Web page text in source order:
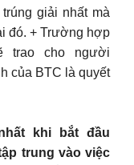
giải nhất mà
đó. + Trường hợp
trao cho người
của BTC là quyết
khi bắt đầu
trung vào việc